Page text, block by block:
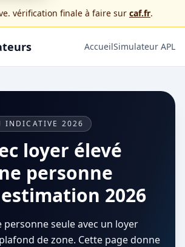
vérification finale à faire sur caf.fr.
AccueilSimulateur APL
INDICATIVE 2026
loyer élevé
personne
2026
personne seule avec un loyer
de zone. Cette page donne